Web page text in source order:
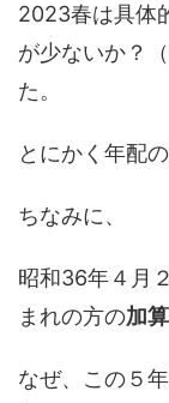
2023春は具体
が少ないか？
た。
とにかく年配
ちなみに、
昭和36年４月
まれの方の加
なぜ、この５